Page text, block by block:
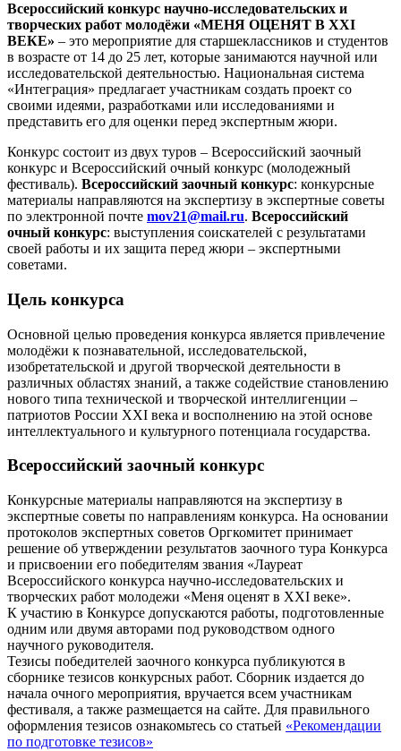
Всероссийский конкурс научно-исследовательских и
творческих работ молодёжи «МЕНЯ ОЦЕНЯТ В XXI
ВЕКЕ» – это мероприятие для старшеклассников и студентов
в возрасте от 14 до 25 лет, которые занимаются научной или
исследовательской деятельностью. Национальная система
«Интеграция» предлагает участникам создать проект со
своими идеями, разработками или исследованиями и
представить его для оценки перед экспертным жюри.
Конкурс состоит из двух туров – Всероссийский заочный
конкурс и Всероссийский очный конкурс (молодежный
фестиваль). Всероссийский заочный конкурс: конкурсные
материалы направляются на экспертизу в экспертные советы
по электронной почте mov21@mail.ru. Всероссийский
очный конкурс: выступления соискателей с результатами
своей работы и их защита перед жюри – экспертными
советами.
Цель конкурса
Основной целью проведения конкурса является привлечение
молодёжи к познавательной, исследовательской,
изобретательской и другой творческой деятельности в
различных областях знаний, а также содействие становлению
нового типа технической и творческой интеллигенции –
патриотов России ХХI века и восполнению на этой основе
интеллектуального и культурного потенциала государства.
Всероссийский заочный конкурс
Конкурсные материалы направляются на экспертизу в
экспертные советы по направлениям конкурса. На основании
протоколов экспертных советов Оргкомитет принимает
решение об утверждении результатов заочного тура Конкурса
и присвоении его победителям звания «Лауреат
Всероссийского конкурса научно-исследовательских и
творческих работ молодежи «Меня оценят в ХХI веке».
К участию в Конкурсе допускаются работы, подготовленные
одним или двумя авторами под руководством одного
научного руководителя.
Тезисы победителей заочного конкурса публикуются в
сборнике тезисов конкурсных работ. Сборник издается до
начала очного мероприятия, вручается всем участникам
фестиваля, а также размещается на сайте. Для правильного
оформления тезисов ознакомьтесь со статьей «Рекомендации
по подготовке тезисов»